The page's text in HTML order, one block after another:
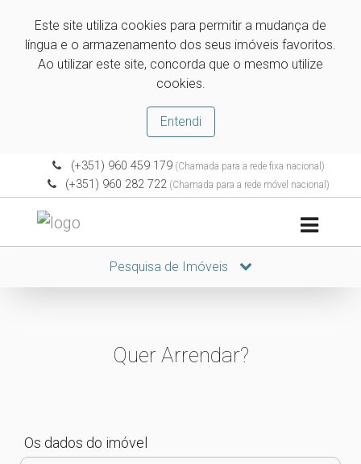
Este site utiliza cookies para permitir a mudança de
língua e o armazenamento dos seus imóveis favoritos.
Ao utilizar este site, concorda que o mesmo utilize
cookies.
Entendi
(+351) 960 459 179(Chamada para a rede fixa nacional)
(+351) 960 282 722 (Chamada para a rede móvel nacional)
Pesquisa de Imóveis
Quer Arrendar?
Os dados do imóvel